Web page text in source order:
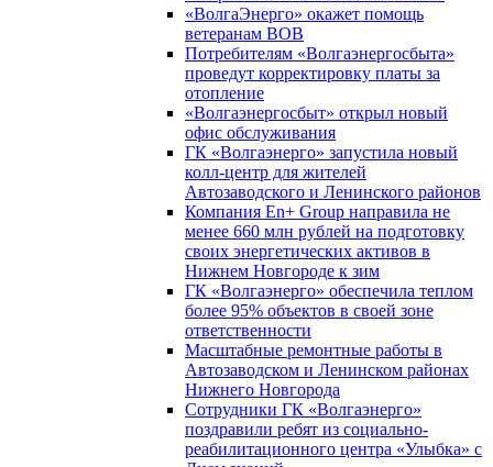
«ВолгаЭнерго» окажет помощь
ветеранам ВОВ
Потребителям «Волгаэнергосбыта»
проведут корректировку платы за
отопление
«Волгаэнергосбыт» открыл новый
офис обслуживания
ГК «Волгаэнерго» запустила новый
колл-центр для жителей
Автозаводского и Ленинского районов
Компания En+ Group направила не
менее 660 млн рублей на подготовку
своих энергетических активов в
Нижнем Новгороде к зим
ГК «Волгаэнерго» обеспечила теплом
более 95% объектов в своей зоне
ответственности
Масштабные ремонтные работы в
Автозаводском и Ленинском районах
Нижнего Новгорода
Сотрудники ГК «Волгаэнерго»
поздравили ребят из социально-
реабилитационного центра «Улыбка» с